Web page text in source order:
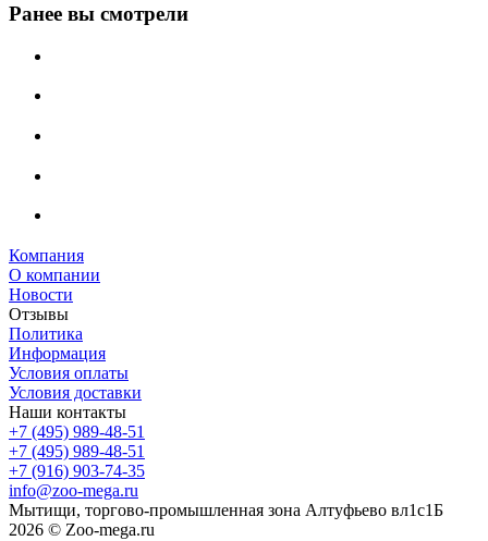
Ранее вы смотрели
Компания
О компании
Новости
Отзывы
Политика
Информация
Условия оплаты
Условия доставки
Наши контакты
+7 (495) 989-48-51
+7 (495) 989-48-51
+7 (916) 903-74-35
info@zoo-mega.ru
Мытищи, торгово-промышленная зона Алтуфьево вл1с1Б
2026 © Zoo-mega.ru